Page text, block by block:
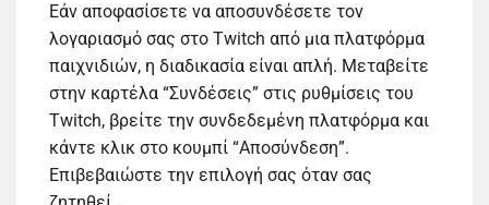
Εάν αποφασίσετε να αποσυνδέσετε τον
λογαριασμό σας στο Twitch από μια πλατφόρμα
παιχνιδιών, η διαδικασία είναι απλή. Μεταβείτε
στην καρτέλα “Συνδέσεις” στις ρυθμίσεις του
Twitch, βρείτε την συνδεδεμένη πλατφόρμα και
κάντε κλικ στο κουμπί “Αποσύνδεση”.
Επιβεβαιώστε την επιλογή σας όταν σας